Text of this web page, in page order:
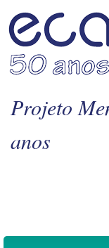
Projeto
anos